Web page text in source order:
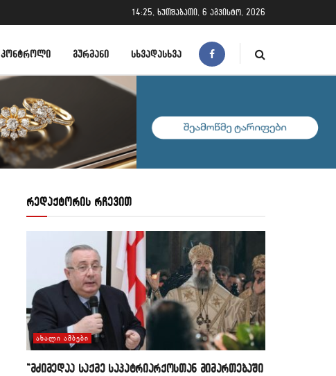
14:25, ხუთშაბათი, 6 აგვისტო, 2026
ᲙᲝᲜᲢᲠᲝᲚᲘ ᲒᲣᲠᲛᲐᲜᲘ ᲡᲮᲕᲐᲓᲐᲡᲮᲕᲐ
რედაქტორის რჩევით
ᲐᲮᲐᲚᲘ ᲐᲛᲑᲔᲑᲘ
“მძიმედაა საქმე საპატრიარქოსთან მიმართებაში